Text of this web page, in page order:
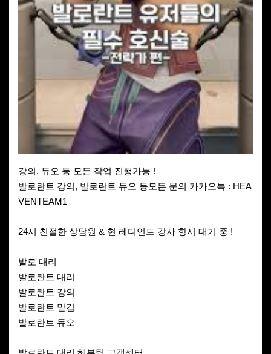
강의, 듀오 등 모든 작업 진행가능 !
발로란트 강의, 발로란트 듀오 등모든 문의 카카오톡 : HEA
VENTEAM1
24시 친절한 상담원 & 현 레디언트 강사 항시 대기 중 !
발로 대리
발로란트 대리
발로란트 강의
발로란트 맡김
발로란트 듀오